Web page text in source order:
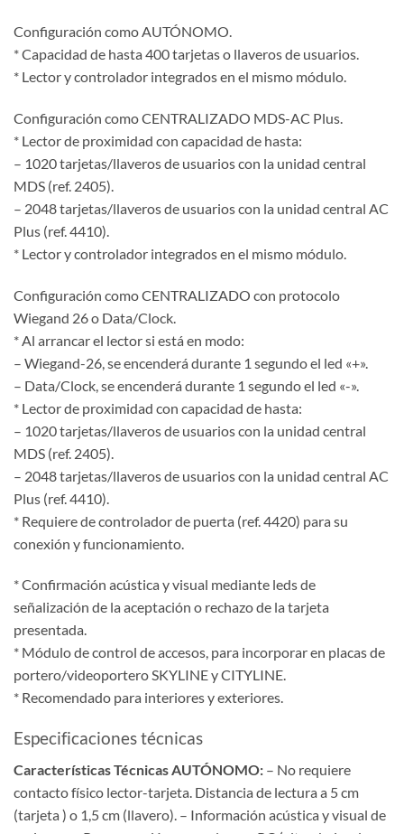
Configuración como AUTÓNOMO.
* Capacidad de hasta 400 tarjetas o llaveros de usuarios.
* Lector y controlador integrados en el mismo módulo.
Configuración como CENTRALIZADO MDS-AC Plus.
* Lector de proximidad con capacidad de hasta:
– 1020 tarjetas/llaveros de usuarios con la unidad central
MDS (ref. 2405).
– 2048 tarjetas/llaveros de usuarios con la unidad central AC
Plus (ref. 4410).
* Lector y controlador integrados en el mismo módulo.
Configuración como CENTRALIZADO con protocolo
Wiegand 26 o Data/Clock.
* Al arrancar el lector si está en modo:
– Wiegand-26, se encenderá durante 1 segundo el led «+».
– Data/Clock, se encenderá durante 1 segundo el led «-».
* Lector de proximidad con capacidad de hasta:
– 1020 tarjetas/llaveros de usuarios con la unidad central
MDS (ref. 2405).
– 2048 tarjetas/llaveros de usuarios con la unidad central AC
Plus (ref. 4410).
* Requiere de controlador de puerta (ref. 4420) para su
conexión y funcionamiento.
* Confirmación acústica y visual mediante leds de
señalización de la aceptación o rechazo de la tarjeta
presentada.
* Módulo de control de accesos, para incorporar en placas de
portero/videoportero SKYLINE y CITYLINE.
* Recomendado para interiores y exteriores.
Especificaciones técnicas
Características Técnicas AUTÓNOMO: – No requiere
contacto físico lector-tarjeta. Distancia de lectura a 5 cm
(tarjeta ) o 1,5 cm (llavero). – Información acústica y visual de